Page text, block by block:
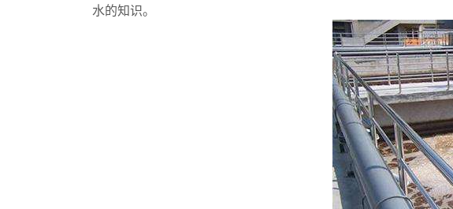
水的知识。